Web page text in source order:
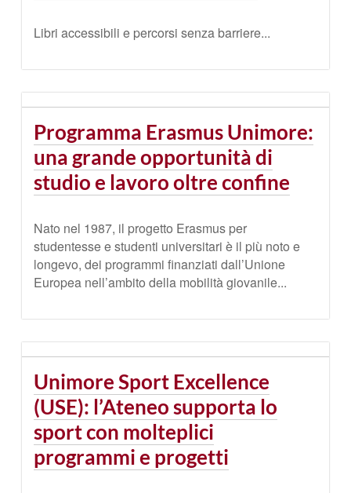
Libri accessibili e percorsi senza barriere...
Programma Erasmus Unimore:
una grande opportunità di
studio e lavoro oltre confine
Nato nel 1987, il progetto Erasmus per
studentesse e studenti universitari è il più noto e
longevo, dei programmi finanziati dall’Unione
Europea nell’ambito della mobilità giovanile...
Unimore Sport Excellence
(USE): l’Ateneo supporta lo
sport con molteplici
programmi e progetti